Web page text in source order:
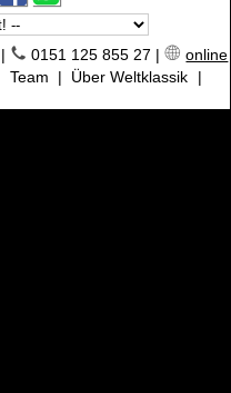
| 0151 125 855 27 |
online
Team | Über Weltklassik
|